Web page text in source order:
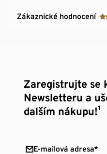
Zákaznické hodnocení
Zaregistrujte se
Newsletteru a
dalším nákupu!¹
E-mailová adresa*